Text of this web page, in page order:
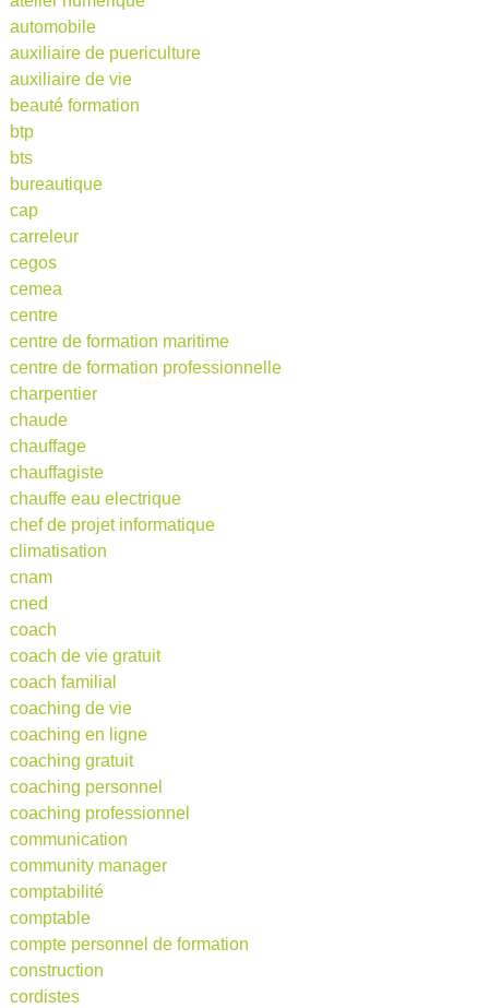
automobile
auxiliaire de puericulture
auxiliaire de vie
beauté formation
btp
bts
bureautique
cap
carreleur
cegos
cemea
centre
centre de formation maritime
centre de formation professionnelle
charpentier
chaude
chauffage
chauffagiste
chauffe eau electrique
chef de projet informatique
climatisation
cnam
cned
coach
coach de vie gratuit
coach familial
coaching de vie
coaching en ligne
coaching gratuit
coaching personnel
coaching professionnel
communication
community manager
comptabilité
comptable
compte personnel de formation
construction
cordistes